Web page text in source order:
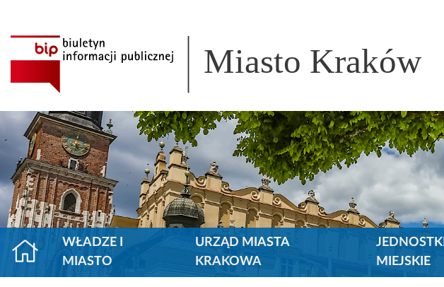
Miasto Kraków
WŁADZE I
MIASTO
URZĄD MIASTA
KRAKOWA
JEDNOSTKI
MIEJSKIE